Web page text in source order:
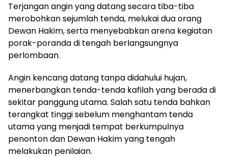
Terjangan angin yang datang secara tiba-tiba
merobohkan sejumlah tenda, melukai dua orang
Dewan Hakim, serta menyebabkan arena kegiatan
porak-poranda di tengah berlangsungnya
perlombaan.
Angin kencang datang tanpa didahului hujan,
menerbangkan tenda-tenda kafilah yang berada di
sekitar panggung utama. Salah satu tenda bahkan
terangkat tinggi sebelum menghantam tenda
utama yang menjadi tempat berkumpulnya
penonton dan Dewan Hakim yang tengah
melakukan penilaian.